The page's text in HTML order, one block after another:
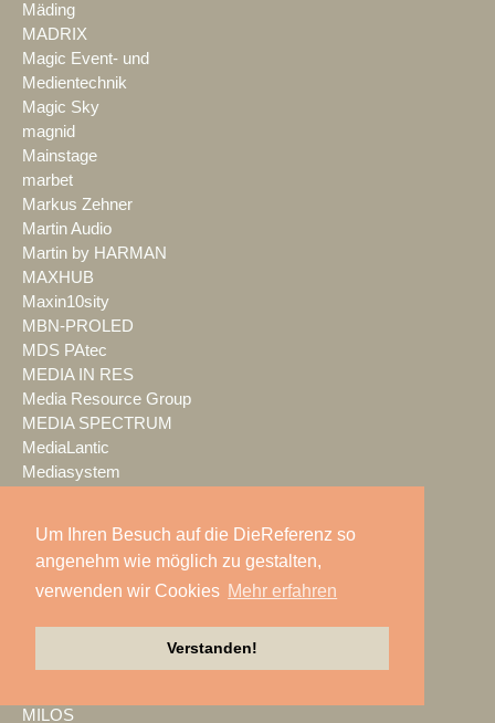
Um Ihren Besuch auf die DieReferenz so
angenehm wie möglich zu gestalten,
verwenden wir Cookies Mehr erfahren
Verstanden!
Mäding
MADRIX
Magic Event- und
Medientechnik
Magic Sky
magnid
Mainstage
marbet
Markus Zehner
Martin Audio
Martin by HARMAN
MAXHUB
Maxin10sity
MBN-PROLED
MDS PAtec
MEDIA IN RES
Media Resource Group
MEDIA SPECTRUM
MediaLantic
Mediasystem
Mega Audio
Megaforce
MEGATECH
Meyer Sound
MILOS